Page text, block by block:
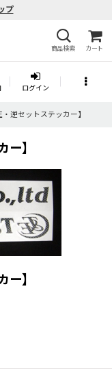
プ
商品検索 カート
ログイン
・逆セットステッカー】
ー】
ー】